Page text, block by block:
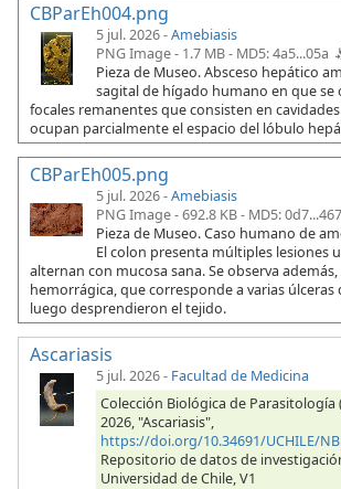
CBParEh004.png
5 jul. 2026 -Amebiasis
PNG Image - 1.7 MB - MD5: 4a5...05a
Pieza de Museo. Absceso hepático
sagital de hígado humano en que se
focales remanentes que consisten en
ocupan parcialmente el espacio del lóbulo
CBParEh005.png
5 jul. 2026 -Amebiasis
PNG Image - 692.8 KB - MD5: 0d7...467
Pieza de Museo. Caso humano de
El colon presenta múltiples lesiones
alternan con mucosa sana. Se observa
hemorrágica, que corresponde a varias úlceras
luego desprendieron el tejido.
Ascariasis
5 jul. 2026- Facultad de Medicina
Colección Biológica de Parasitología
2026, "Ascariasis",
https://doi.org/10.34691/UCHILE/
Repositorio de datos de
Universidad de Chile, V1